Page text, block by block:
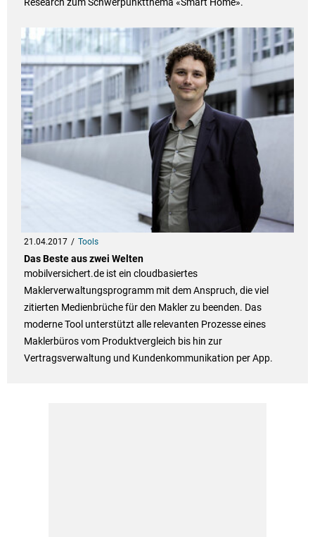
21.04.2017 Tools
Das Beste aus zwei Welten
mobilversichert.de ist ein cloudbasiertes
Maklerverwaltungsprogramm mit dem Anspruch, die viel
zitierten Medienbrüche für den Makler zu beenden. Das
moderne Tool unterstützt alle relevanten Prozesse eines
Maklerbüros vom Produktvergleich bis hin zur
Vertragsverwaltung und Kundenkommunikation per App.